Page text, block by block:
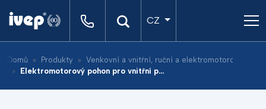
CZ
Domů Produkty
Elektromotorový pohon pro vnitřní přístroje typ SPT-CB, HF